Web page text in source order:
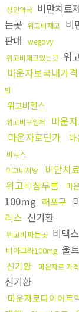
성인약국 비만치료
는곳 위고비재고 비
판매
wegovy
위고비재고있는곳 위
마운자로국내가격
법
위고비헬스
위고비구입처 마운
마운자로단가
비닉스
위고비처방
비만치
위고비심부름
마
100mg 해포쿠
리스 신기환
위고비파는곳 비맥스
비아그라100mg 울
신기환 마운자로 가
신기환
마운자로다이어트